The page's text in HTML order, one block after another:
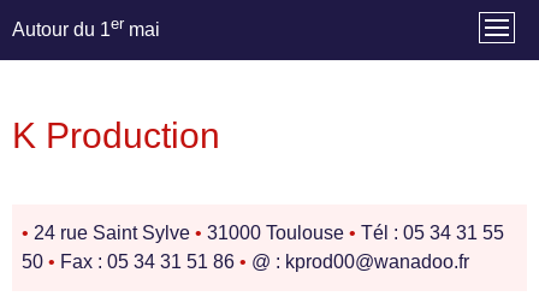
Autour du 1er mai
K Production
• 24 rue Saint Sylve • 31000 Toulouse • Tél : 05 34 31 55
50 • Fax : 05 34 31 51 86 • @ : kprod00@wanadoo.fr